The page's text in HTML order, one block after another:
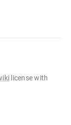
license with